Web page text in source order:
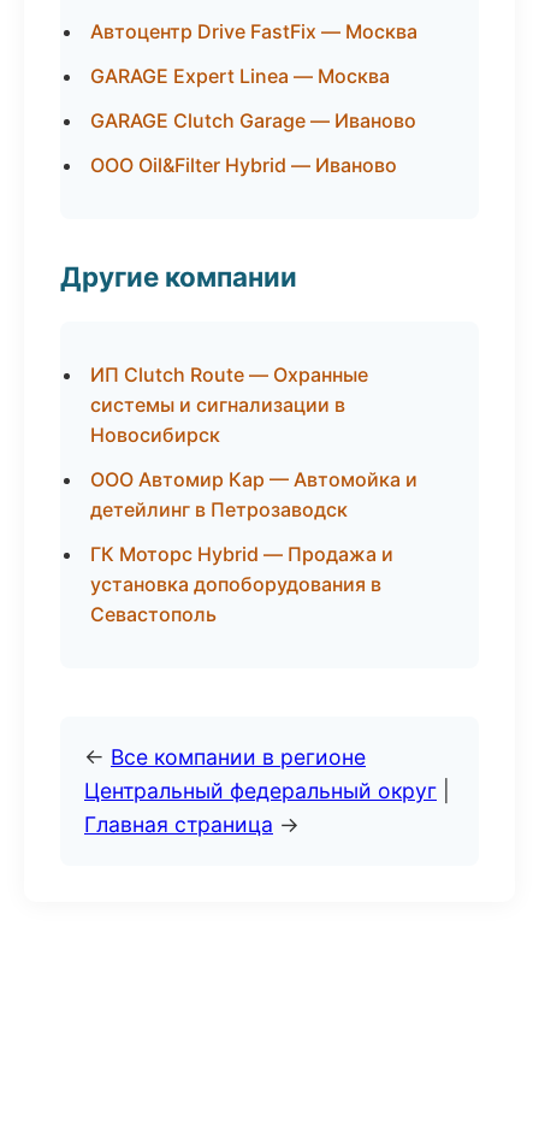
Автоцентр Drive FastFix — Москва
GARAGE Expert Linea — Москва
GARAGE Clutch Garage — Иваново
ООО Oil&Filter Hybrid — Иваново
Другие компании
ИП Clutch Route — Охранные
системы и сигнализации в
Новосибирск
ООО Автомир Кар — Автомойка и
детейлинг в Петрозаводск
ГК Моторс Hybrid — Продажа и
установка допоборудования в
Севастополь
← Все компании в регионе
Центральный федеральный округ
Главная страница →